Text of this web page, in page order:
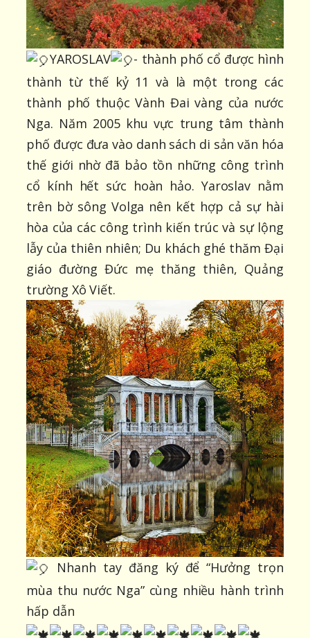
YAROSLAV
- thành phố cổ được hình
thành từ thế kỷ 11 và là một trong các
thành phố thuộc Vành Đai vàng của nước
Nga. Năm 2005 khu vực trung tâm thành
phố được đưa vào danh sách di sản văn hóa
thế giới nhờ đã bảo tồn những công trình
cổ kính hết sức hoàn hảo. Yaroslav nằm
trên bờ sông Volga nên kết hợp cả sự hài
hòa của các công trình kiến trúc và sự lộng
lẫy của thiên nhiên; Du khách ghé thăm Đại
giáo đường Đức mẹ thăng thiên, Quảng
trường Xô Viết.
Nhanh tay đăng ký để “Hưởng trọn
mùa thu nước Nga” cùng nhiều hành trình
hấp dẫn